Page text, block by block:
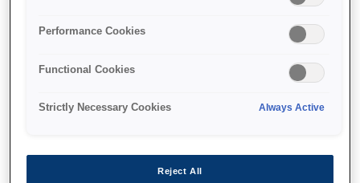
Performance Cookies
Functional Cookies
Strictly Necessary Cookies Always Active
Reject All